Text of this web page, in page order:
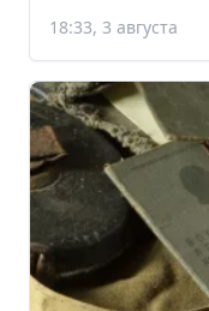
18:33, 3 августа